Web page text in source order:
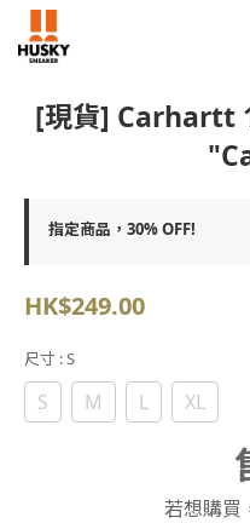
[現貨] Carhartt
指定商品，30% OFF!
HK$249.00
尺寸 : S
S M L XL
若想購買